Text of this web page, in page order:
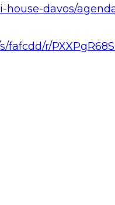
davos/
r/